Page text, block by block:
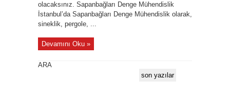
olacaksınız. Sapanbağları Denge Mühendislik
İstanbul’da Sapanbağları Denge Mühendislik olarak,
sineklik, pergole, ...
Devamını Oku »
ARA
son yazılar